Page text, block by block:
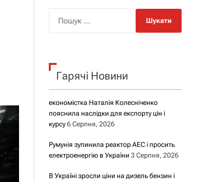
р
о
у
к
Гарячі Новини
економістка Наталія Колесніченко
пояснила наслідки для експорту цін і
курсу 6 Серпня, 2026
Румунія зупинила реактор АЕС і просить
електроенергію в України 3 Серпня, 2026
В Україні зросли ціни на дизель бензин і